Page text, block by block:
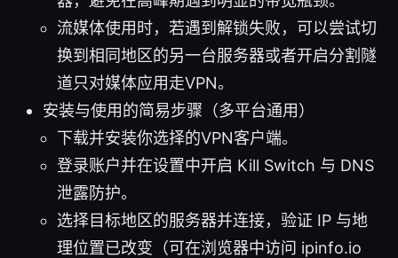
流媒体使用时，若遇到解锁失败，可以尝试切
换到相同地区的另一台服务器或者开启分割隧
道只对媒体应用走VPN。
安装与使用的简易步骤（多平台通用）
下载并安装你选择的VPN客户端。
登录账户并在设置中开启 Kill Switch 与 DNS
泄露防护。
选择目标地区的服务器并连接，验证 IP 与地
理位置已改变（可在浏览器中访问 ipinfo.io